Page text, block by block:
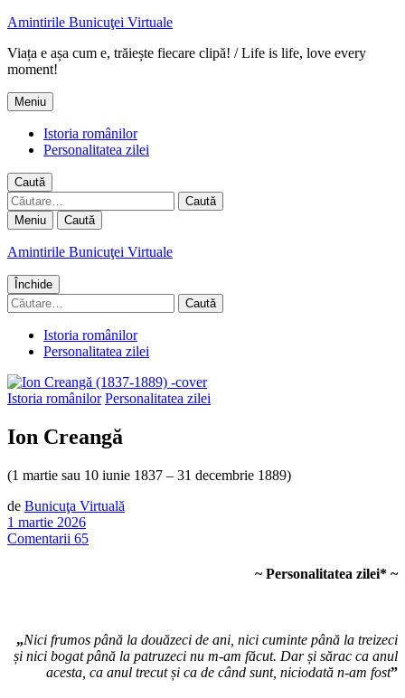
Amintirile Bunicuţei Virtuale
Viața e așa cum e, trăiește fiecare clipă! / Life is life, love every
moment!
Meniu
Istoria românilor
Personalitatea zilei
Caută
Caută
după:
Meniu Caută
Amintirile Bunicuţei Virtuale
Închide
Caută
după:
Istoria românilor
Personalitatea zilei
Istoria românilor Personalitatea zilei
Ion Creangă
(1 martie sau 10 iunie 1837 – 31 decembrie 1889)
de Bunicuţa Virtuală
1 martie 2026
Comentarii 65
~ Personalitatea zilei* ~
„Nici frumos până la douăzeci de ani, nici cuminte până la treizeci
și nici bogat până la patruzeci nu m-am făcut. Dar și sărac ca anul
acesta, ca anul trecut și ca de când sunt, niciodată n-am fost”